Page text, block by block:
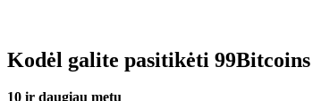
Kodėl galite pasitikėti 99Bitcoins
10 ir daugiau metų